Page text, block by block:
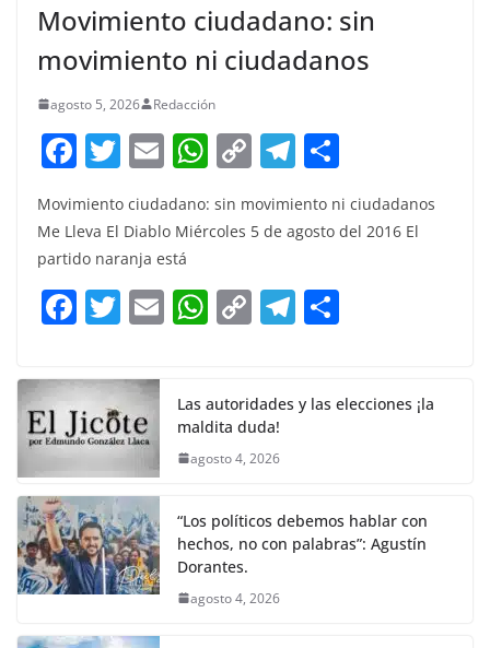
Movimiento ciudadano: sin
movimiento ni ciudadanos
agosto 5, 2026 Redacción
F
a
c
e
b
o
k
T
w
itt
er
E
m
ai
l
W
h
at
A
p
C
p
Li
n
T
e
gr
a
m
h
ar
Movimiento ciudadano: sin movimiento ni ciudadanos
Me Lleva El Diablo Miércoles 5 de agosto del 2016 El
partido naranja está
F
c
e
b
o
o
k
T
itt
er
E W
s
A
p
C
y
Li
k
T
gr e
Las autoridades y las elecciones ¡la
maldita duda!
agosto 4, 2026
“Los políticos debemos hablar con
hechos, no con palabras”: Agustín
Dorantes.
agosto 4, 2026